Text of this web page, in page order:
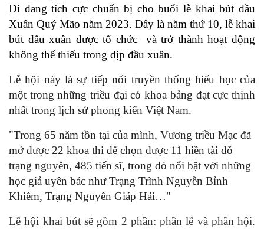
Di đang tích cực chuẩn bị cho buổi lễ khai bút đầu
Xuân Quý Mão năm 2023. Đây là năm thứ 10, lễ khai
bút đầu xuân được tổ chức và trở thành hoạt động
không thể thiếu trong dịp đầu xuân.
Lễ hội này là sự tiếp nối truyền thống hiếu học của
một trong những triều đại có khoa bảng đạt cực thịnh
nhất trong lịch sử phong kiến Việt Nam.
"Trong 65 năm tồn tại của mình, Vương triều Mạc đã
mở được 22 khoa thi để chọn được 11 hiền tài đỗ
trạng nguyên, 485 tiến sĩ, trong đó nổi bật với những
học giả uyên bác như Trạng Trình Nguyễn Bỉnh
Khiêm, Trạng Nguyên Giáp Hải…"
Lễ hội khai bút sẽ gồm 2 phần: phần lễ và phần hội.